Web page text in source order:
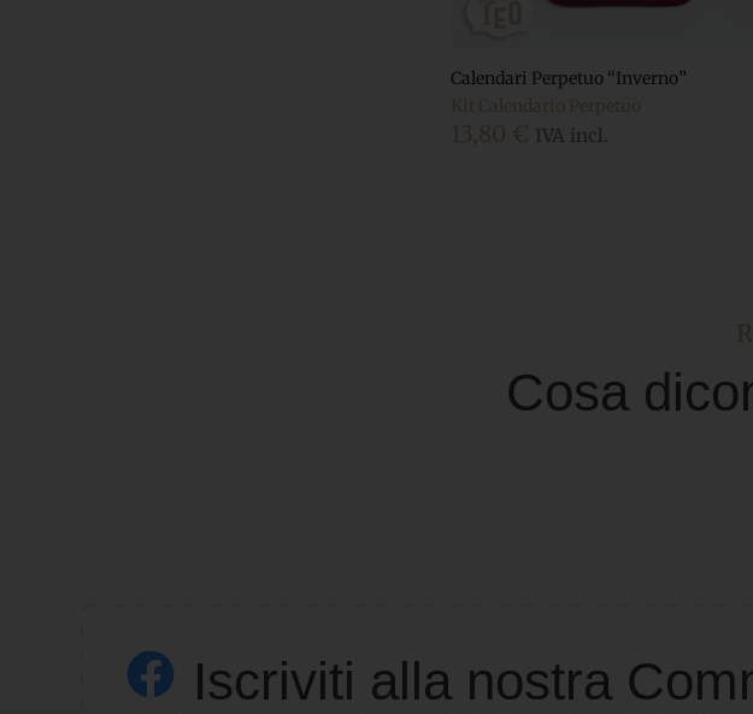
Calendari Perpetuo “Inverno”
IVA incl.
Cosa
Iscriviti alla nostra